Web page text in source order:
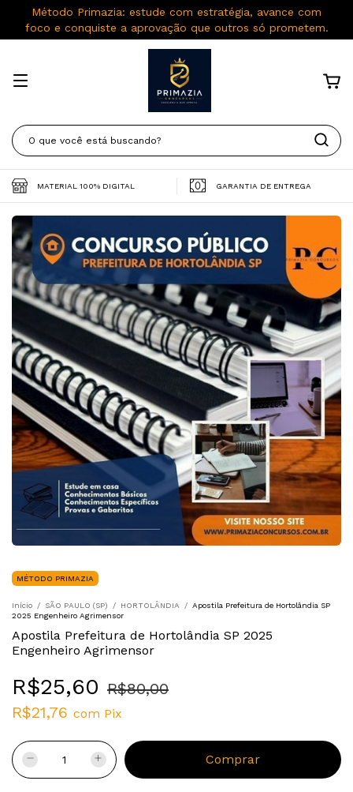
Método Primazia: estude com estratégia, avance com
foco e conquiste a aprovação que outros só prometem.
MATERIAL 100% DIGITAL GARANTIA DE ENTREGA
MÉTODO PRIMAZIA
Início / SÃO PAULO (SP) / HORTOLÂNDIA / Apostila Prefeitura de Hortolândia SP
2025 Engenheiro Agrimensor
Apostila Prefeitura de Hortolândia SP 2025
Engenheiro Agrimensor
R$25,60 R$80,00
R$21,76 com Pix